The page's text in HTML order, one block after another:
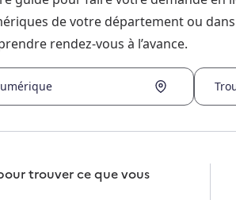
de votre département ou
rendez-vous à l’avance.
trouver ce que vous